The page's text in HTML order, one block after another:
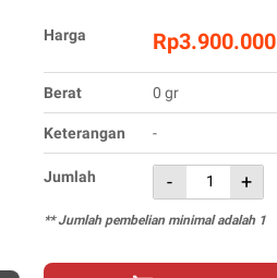
Harga Rp3.900.000
Berat 0 gr
Keterangan -
Jumlah - +
** Jumlah pembelian minimal adalah 1